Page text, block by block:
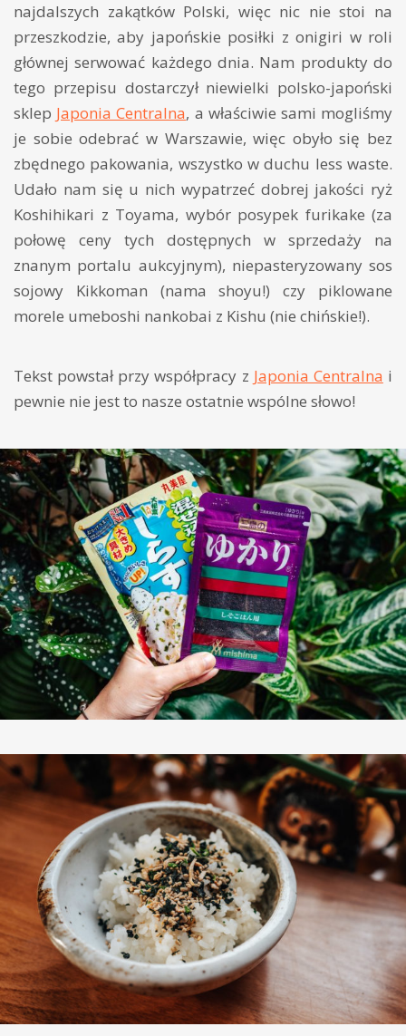
najdalszych zakątków Polski, więc nic nie stoi na
przeszkodzie, aby japońskie posiłki z onigiri w roli
głównej serwować każdego dnia. Nam produkty do
tego przepisu dostarczył niewielki polsko-japoński
sklep Japonia Centralna, a właściwie sami mogliśmy
je sobie odebrać w Warszawie, więc obyło się bez
zbędnego pakowania, wszystko w duchu less waste.
Udało nam się u nich wypatrzeć dobrej jakości ryż
Koshihikari z Toyama, wybór posypek furikake (za
połowę ceny tych dostępnych w sprzedaży na
znanym portalu aukcyjnym), niepasteryzowany sos
sojowy Kikkoman (nama shoyu!) czy piklowane
morele umeboshi nankobai z Kishu (nie chińskie!).
Tekst powstał przy współpracy z Japonia Centralna i
pewnie nie jest to nasze ostatnie wspólne słowo!